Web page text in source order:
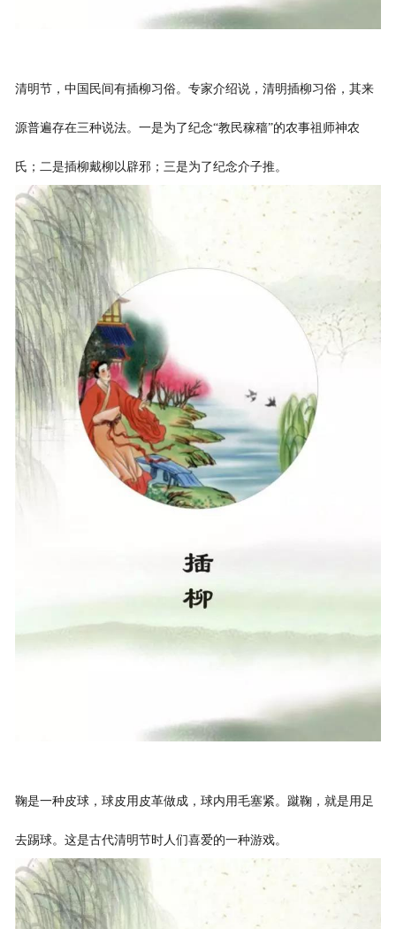
清明节，中国民间有插柳习俗。专家介绍说，清明插柳习俗，其来
源普遍存在三种说法。一是为了纪念“教民稼穑”的农事祖师神农
氏；二是插柳戴柳以辟邪；三是为了纪念介子推。
鞠是一种皮球，球皮用皮革做成，球内用毛塞紧。蹴鞠，就是用足
去踢球。这是古代清明节时人们喜爱的一种游戏。